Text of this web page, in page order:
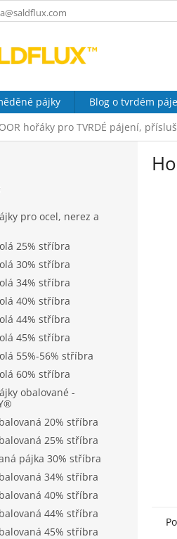
pájky Blog o tvrdém
hořáky pro TVRDÉ pájení,
pro ocel, nerez a
25% stříbra
30% stříbra
34% stříbra
40% stříbra
44% stříbra
45% stříbra
55%-56% stříbra
60% stříbra
obalované -
20% stříbra
25% stříbra
pájka 30% stříbra
34% stříbra
40% stříbra
44% stříbra
45% stříbra